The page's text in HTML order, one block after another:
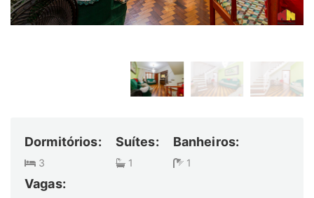
Dormitórios:
3
Suítes:
1
Banheiros:
1
Vagas: